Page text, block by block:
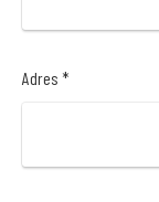
Adres *